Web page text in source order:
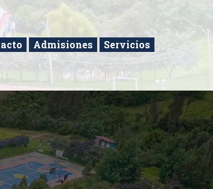
Admisiones Servicios